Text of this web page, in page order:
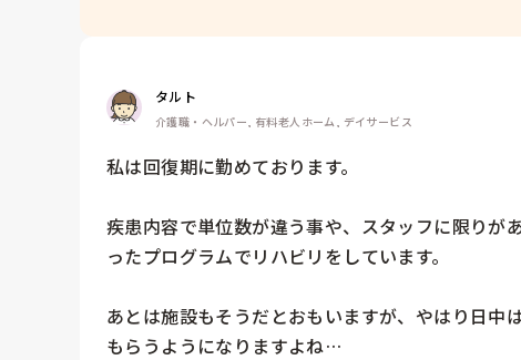
タルト
介護職・ヘルパー, 有料老人ホーム, デイサービス
私は回復期に勤めております。
疾患内容で単位数が違う事や、スタッフに限りが
ったプログラムでリハビリをしています。
あとは施設もそうだとおもいますが、やはり日中
もらうようになりますよね…